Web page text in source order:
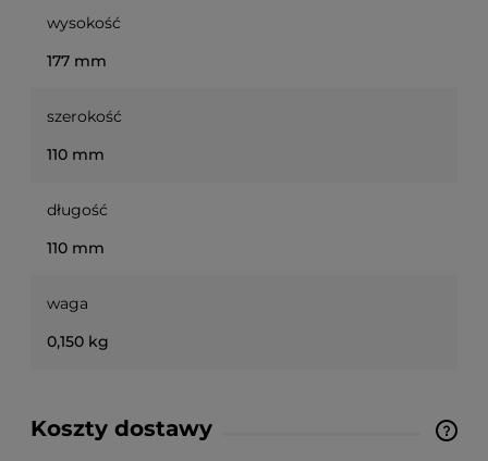
wysokość
177 mm
szerokość
110 mm
długość
110 mm
waga
0,150 kg
Koszty dostawy
Ze względu na niestandardowe wymiary produktu,